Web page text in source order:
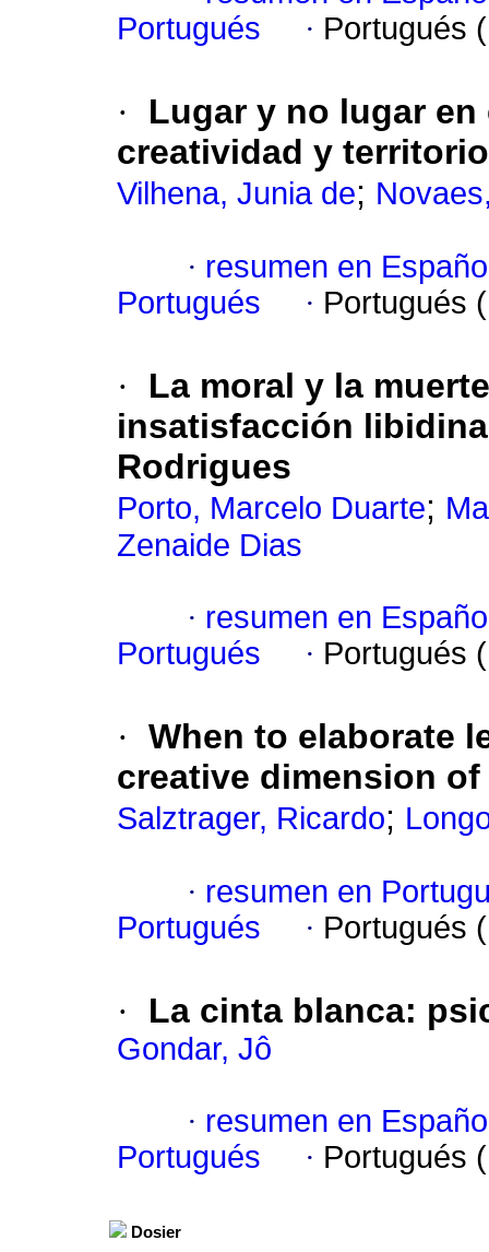
Portugués
· Portugués
·
Lugar y no lugar
creatividad y
Vilhena, Junia de;
· resumen en
Portugués
· Portugués
·
La moral y la
insatisfacción
Rodrigues
Porto, Marcelo Duarte;
Zenaide Dias
· resumen en
Portugués
· Portugués
· When to elaborate
creative dimension
Salztrager, Ricardo;
· resumen en
Portugués
· Portugués
· La cinta blanca:
Gondar, Jô
· resumen en
Portugués
· Portugués
Dosier